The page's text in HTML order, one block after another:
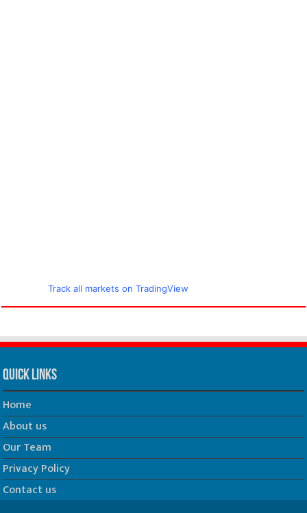
Track all markets on TradingView
Quick Links
Home
About us
Our Team
Privacy Policy
Contact us